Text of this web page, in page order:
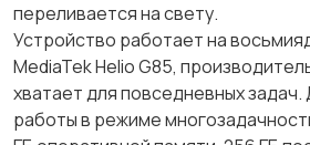
переливается на свету.
Устройство работает на
MediaTek Helio G85,
хватает для повседневных
работы в режиме